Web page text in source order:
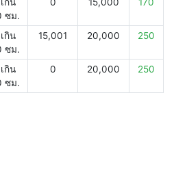
ซม.
กิน
ซม.
15,001 20,000 250
กิน
ซม.
0 20,000 250